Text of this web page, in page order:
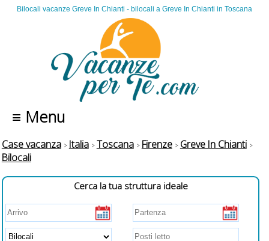
Bilocali vacanze Greve In Chianti - bilocali a Greve In Chianti in Toscana
≡ Menu
Case vacanza Italia Toscana Firenze
Greve In Chianti
Bilocali
Cerca la tua struttura ideale